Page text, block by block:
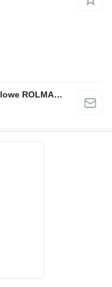
Przedsiębiorstwo Produkcyjno-Handlowe ROLMAPOL Marcin Dziekan